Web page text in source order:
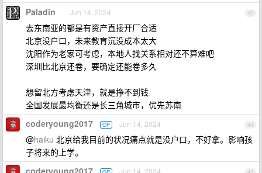
43
Paladin Jun 14, 2024
去东南亚的都是有资产直接开厂合适
北京没户口，未来教育沉没成本太大
沈阳作为老家可考虑，本地人找关系相对还不算难吧
深圳比北京还卷，要确定还能卷多久
想留北方考虑天津，就是挣不到钱
全国发展最均衡还是长三角城市，优先苏南
44
coderyoung2017 OP Jun 14, 2024
@haiku 北京给我目前的状况痛点就是没户口，不好拿。影响孩
子将来的上学。
coderyoung2017 Jun 14, 2024